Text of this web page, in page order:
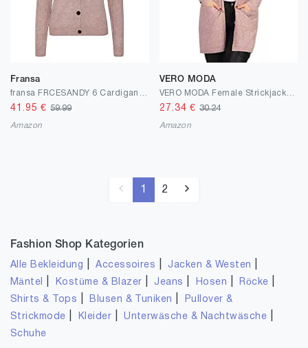
Fransa
41.95 €59.99
Amazon
VERO MODA
27.34 € 30.24
Amazon
1 2
Fashion Shop Kategorien
Alle Bekleidung |Accessoires Jacken & Westen
Mäntel Kostüme & Blazer Jeans Hosen Röcke
Shirts & Tops Blusen & Tuniken
Pullover &
Strickmode
Kleider |Unterwäsche & Nachtwäsche
Schuhe